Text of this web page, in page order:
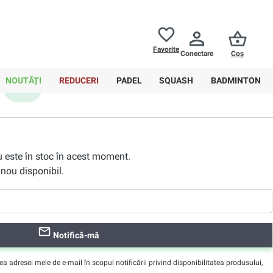
FavoriteConectare Coș
NOUTĂȚI REDUCERI PADEL SQUASH BADMINTON
XXL
în stoc în acest moment.
disponibil.
Notifică-mă
adresei mele de e-mail în scopul notificării privind disponibilitatea produsului,